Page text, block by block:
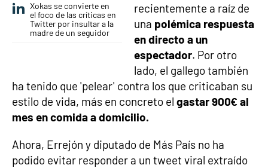
Xokas se convierte en
el foco de las críticas en
Twitter por insultar a la
madre de un seguidor
recientemente a raíz de
una polémica respuesta
en directo a un
espectador. Por otro
lado, el gallego también
ha tenido que 'pelear' contra los que criticaban su
estilo de vida, más en concreto el gastar 900€ al
mes en comida a domicilio.
Ahora, Errejón y diputado de Más País no ha
podido evitar responder a un tweet viral extraído